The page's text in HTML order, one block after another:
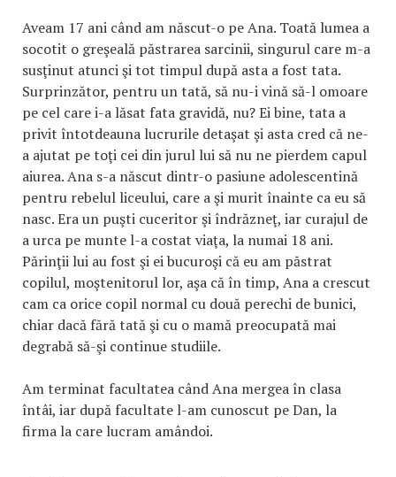
Aveam 17 ani când am născut-o pe Ana. Toată lumea a
socotit o greşeală păstrarea sarcinii, singurul care m-a
susţinut atunci şi tot timpul după asta a fost tata.
Surprinzător, pentru un tată, să nu-i vină să-l omoare
pe cel care i-a lăsat fata gravidă, nu? Ei bine, tata a
privit întotdeauna lucrurile detaşat şi asta cred că ne-
a ajutat pe toţi cei din jurul lui să nu ne pierdem capul
aiurea. Ana s-a născut dintr-o pasiune adolescentină
pentru rebelul liceului, care a şi murit înainte ca eu să
nasc. Era un puşti cuceritor şi îndrăzneţ, iar curajul de
a urca pe munte l-a costat viaţa, la numai 18 ani.
Părinţii lui au fost şi ei bucuroşi că eu am păstrat
copilul, moştenitorul lor, aşa că în timp, Ana a crescut
cam ca orice copil normal cu două perechi de bunici,
chiar dacă fără tată şi cu o mamă preocupată mai
degrabă să-şi continue studiile.
Am terminat facultatea când Ana mergea în clasa
întâi, iar după facultate l-am cunoscut pe Dan, la
firma la care lucram amândoi.